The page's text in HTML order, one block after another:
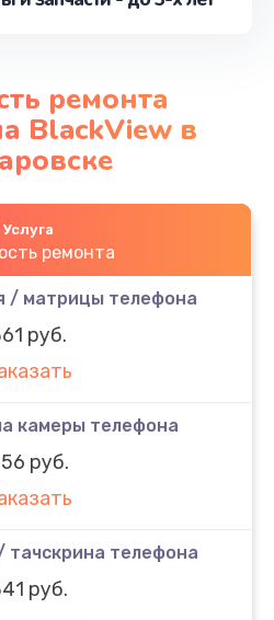
ремонта
BlackView в
Услуга
ремонта
/ матрицы телефона
руб.
камеры телефона
руб.
тачскрина телефона
руб.